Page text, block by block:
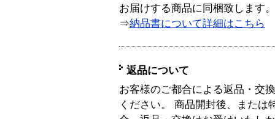
お届けする商品に同梱致します。
⇒納品書について詳細はこちら
返品について
お客様のご都合による返品・交
ください。 商品開封後、または